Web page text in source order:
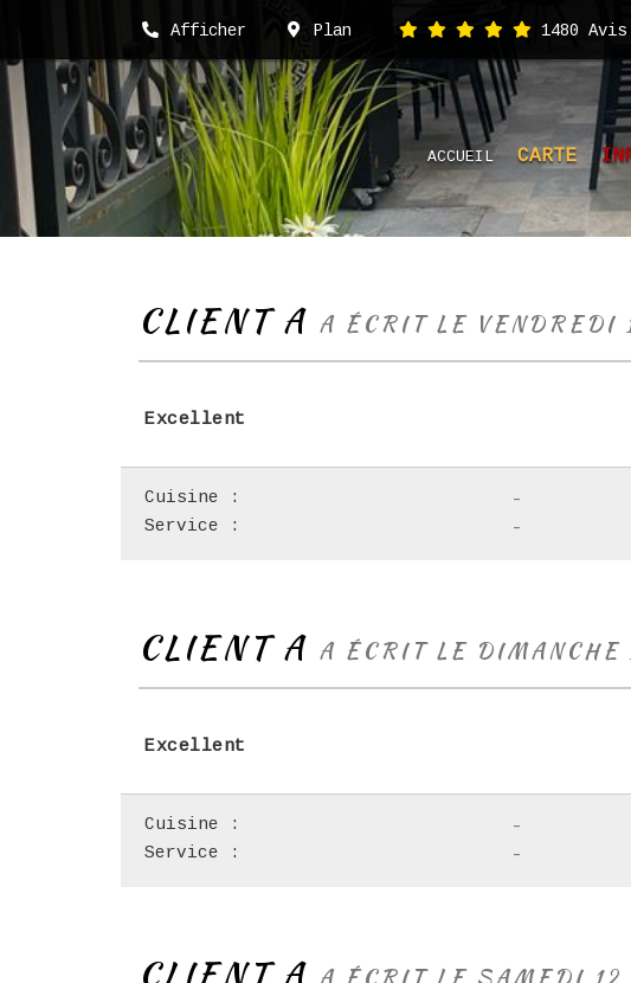
Afficher Plan 1480 Avis
ACCUEIL CARTE
CLIENT A A ÉCRIT LE VENDREDI
Excellent
-
Cuisine :
-
Service :
CLIENT A A ÉCRIT LE
Excellent
-
Cuisine :
-
Service :
CLIENT A